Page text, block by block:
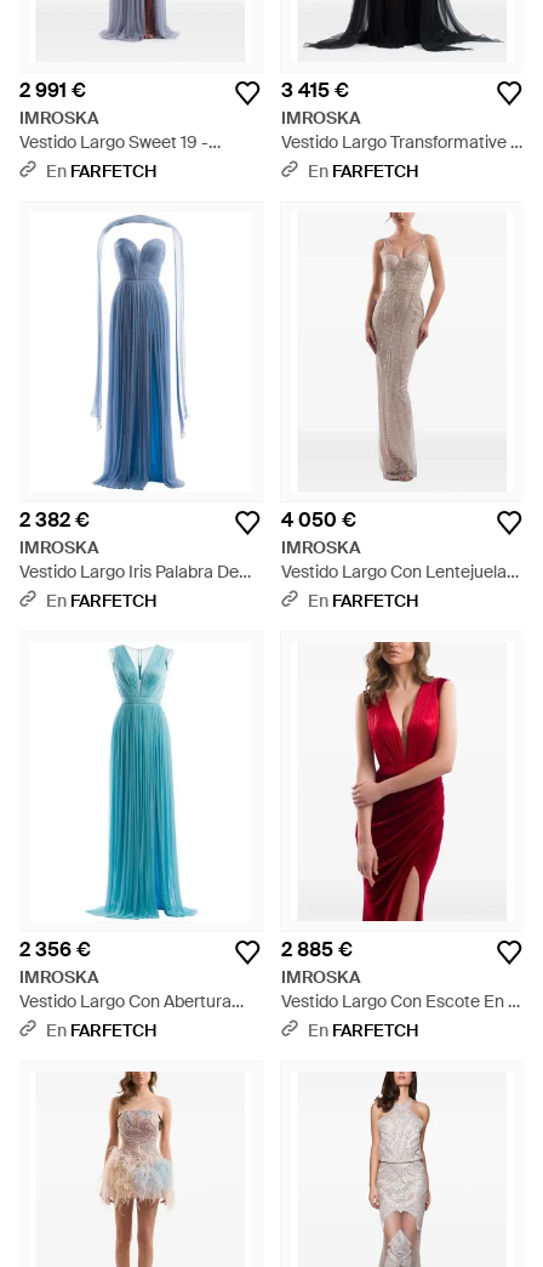
2 991 €
IMROSKA
Vestido Largo Sweet 19 -
Morado
En FARFETCH
3 415 €
IMROSKA
Vestido Largo Transformative -
Negro
En FARFETCH
2 382 €
IMROSKA
Vestido Largo Iris Palabra De
Honor Plisado - Azul
En FARFETCH
4 050 €
IMROSKA
Vestido Largo Con Lentejuelas
- Neutro
En FARFETCH
2 356 €
IMROSKA
Vestido Largo Con Abertura
Lateral - Azul
En FARFETCH
2 885 €
IMROSKA
Vestido Largo Con Escote En V
Pronunciado - Rojo
En FARFETCH